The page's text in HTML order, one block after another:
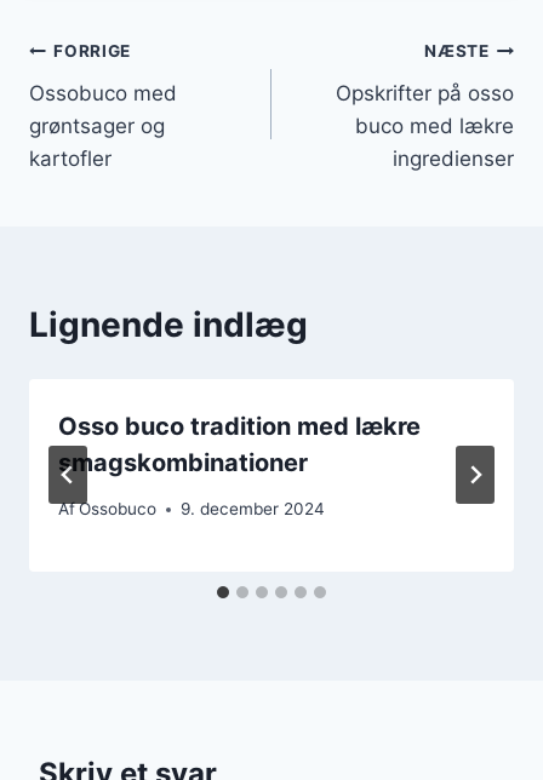
Indlægsnavigation
FORRIGE
Ossobuco med
grøntsager og
kartofler
NÆSTE
Opskrifter på osso
buco med lækre
ingredienser
Lignende indlæg
Osso buco tradition med lækre
smagskombinationer
AfOssobuco 9. december 2024